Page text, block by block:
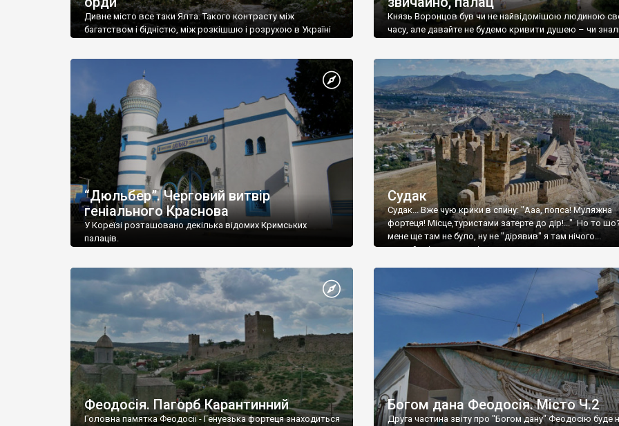
Дивне місто все таки Ялта. Такого контрасту між
багатством і бідністю, між розкішшю і розрухою в Україні
Князь Воронцов був чи не найвідомішою людиною
часу, але давайте не будемо кривити душею – чи
“Дюльбер”. Черговий витвір
геніального Краснова
У Кореїзі розташовано декілька відомих Кримських
палаців.
Судак
Судак... Вже чую крики в спину: "Ааа, попса! Муляжна
фортеця! Місце,туристами затерте до дір!..." Но то
мене ще там не було, ну не "дірявив" я там нічого...
принаймні до цього літа.
Феодосія. Пагорб Карантинний
Головна памятка Феодосії - Генуезька фортеця знаходиться
Богом дана Феодосія. Місто Ч.2
Друга частина звіту про "Богом дану" Феодосію буде